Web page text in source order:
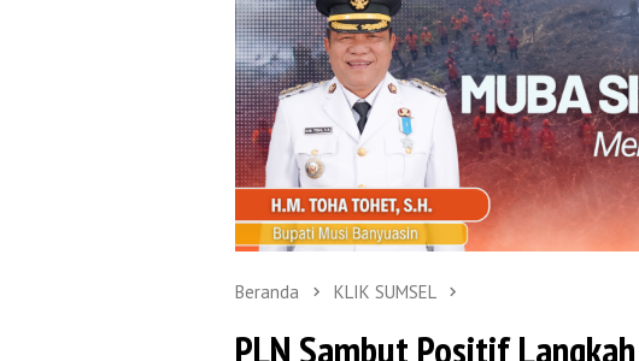
Beranda KLIK SUMSEL
PLN Sambut Positif